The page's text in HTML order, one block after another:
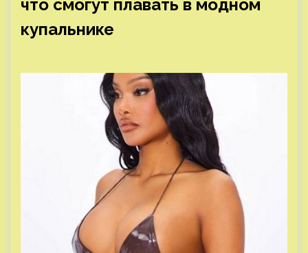
что смогут плавать в модном
купальнике